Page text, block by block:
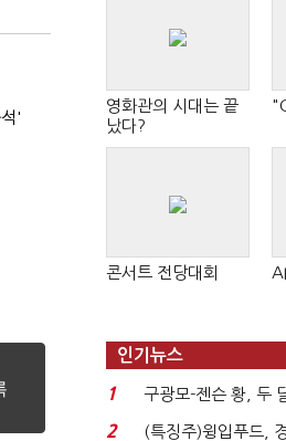
'
영화관의 시대는 끝
났다?
콘서트 전당대회
인기뉴스
1
구광모-젠슨 황, 두
로봇·AI 등 논...
2
(특징주)윙입푸드,